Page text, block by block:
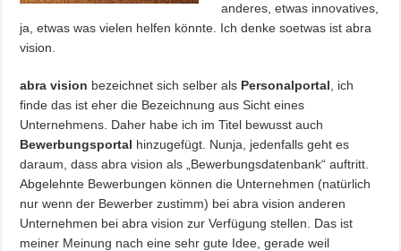
anderes, etwas innovatives,
ja, etwas was vielen helfen könnte. Ich denke soetwas ist abra
vision.
abra vision bezeichnet sich selber als Personalportal , ich
finde das ist eher die Bezeichnung aus Sicht eines
Unternehmens. Daher habe ich im Titel bewusst auch
Bewerbungsportal hinzugefügt. Nunja, jedenfalls geht es
daraum, dass abra vision als „Bewerbungsdatenbank“ auftritt.
Abgelehnte Bewerbungen können die Unternehmen (natürlich
nur wenn der Bewerber zustimm) bei abra vision anderen
Unternehmen bei abra vision zur Verfügung stellen. Das ist
meiner Meinung nach eine sehr gute Idee, gerade weil